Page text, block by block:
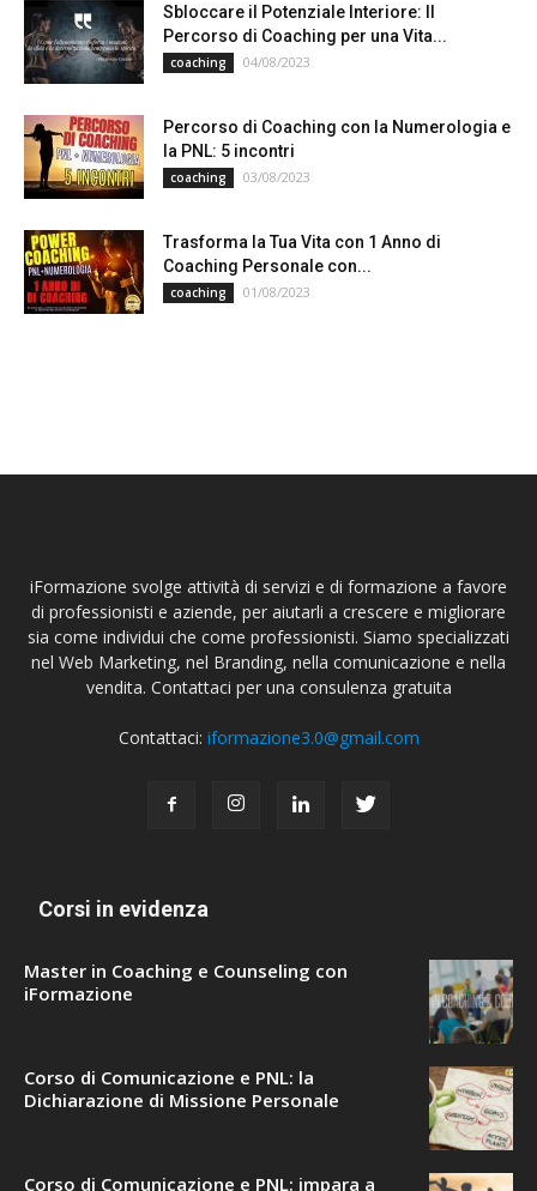
Sbloccare il Potenziale Interiore: Il
Percorso di Coaching per una Vita...
coaching 04/08/2023
Percorso di Coaching con la Numerologia e
la PNL: 5 incontri
coaching 03/08/2023
Trasforma la Tua Vita con 1 Anno di
Coaching Personale con...
coaching 01/08/2023
iFormazione svolge attività di servizi e di formazione a favore
di professionisti e aziende, per aiutarli a crescere e migliorare
sia come individui che come professionisti. Siamo specializzati
nel Web Marketing, nel Branding, nella comunicazione e nella
vendita. Contattaci per una consulenza gratuita
Contattaci: iformazione3.0@gmail.com
Corsi in evidenza
Master in Coaching e Counseling con
iFormazione
Corso di Comunicazione e PNL: la
Dichiarazione di Missione Personale
Corso di Comunicazione e PNL: impara a